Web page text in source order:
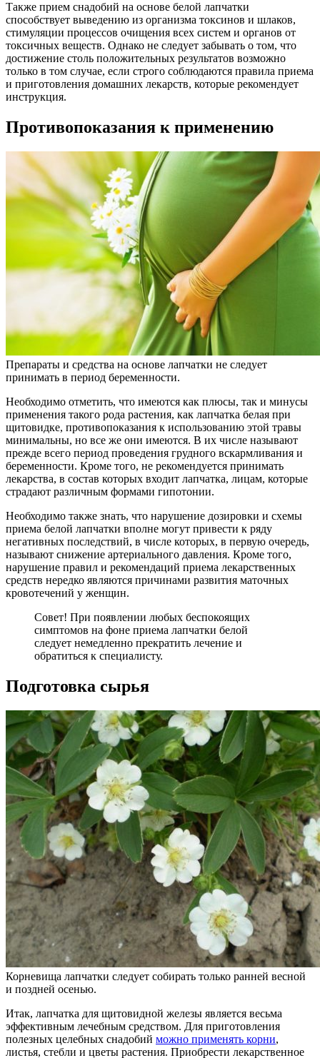
Также прием снадобий на основе белой лапчатки
способствует выведению из организма токсинов и шлаков,
стимуляции процессов очищения всех систем и органов от
токсичных веществ. Однако не следует забывать о том, что
достижение столь положительных результатов возможно
только в том случае, если строго соблюдаются правила приема
и приготовления домашних лекарств, которые рекомендует
инструкция.
Противопоказания к применению
Препараты и средства на основе лапчатки не следует
принимать в период беременности.
Необходимо отметить, что имеются как плюсы, так и минусы
применения такого рода растения, как лапчатка белая при
щитовидке, противопоказания к использованию этой травы
минимальны, но все же они имеются. В их числе называют
прежде всего период проведения грудного вскармливания и
беременности. Кроме того, не рекомендуется принимать
лекарства, в состав которых входит лапчатка, лицам, которые
страдают различным формами гипотонии.
Необходимо также знать, что нарушение дозировки и схемы
приема белой лапчатки вполне могут привести к ряду
негативных последствий, в числе которых, в первую очередь,
называют снижение артериального давления. Кроме того,
нарушение правил и рекомендаций приема лекарственных
средств нередко являются причинами развития маточных
кровотечений у женщин.
Совет! При появлении любых беспокоящих
симптомов на фоне приема лапчатки белой
следует немедленно прекратить лечение и
обратиться к специалисту.
Подготовка сырья
Корневища лапчатки следует собирать только ранней весной
и поздней осенью.
Итак, лапчатка для щитовидной железы является весьма
эффективным лечебным средством. Для приготовления
полезных целебных снадобий можно применять корни,
листья, стебли и цветы растения. Приобрести лекарственное